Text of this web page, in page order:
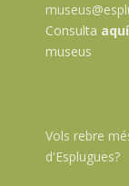
Consulta aquí
museus
Vols rebre
d'Esplugues?